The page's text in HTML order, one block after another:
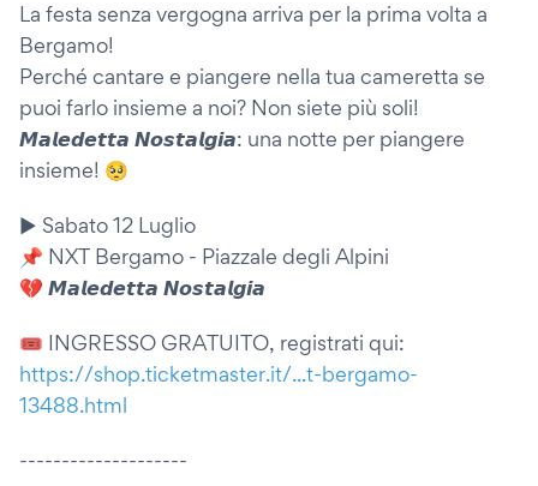
La festa senza vergogna arriva per la prima volta a
Bergamo!
Perché cantare e piangere nella tua cameretta se
puoi farlo insieme a noi? Non siete più soli!
𝙈𝙖𝙡𝙚𝙙𝙚𝙩𝙩𝙖 𝙉𝙤𝙨𝙩𝙖𝙡𝙜𝙞𝙖: una notte per piangere
insieme! 🥺
▶️ Sabato 12 Luglio
📌 NXT Bergamo - Piazzale degli Alpini
💔 𝙈𝙖𝙡𝙚𝙙𝙚𝙩𝙩𝙖 𝙉𝙤𝙨𝙩𝙖𝙡𝙜𝙞𝙖
🎟️ INGRESSO GRATUITO, registrati qui:
https://shop.ticketmaster.it/...t-bergamo-
13488.html
--------------------